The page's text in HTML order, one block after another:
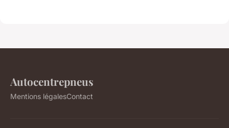
Autocentrepneus
Mentions légalesContact